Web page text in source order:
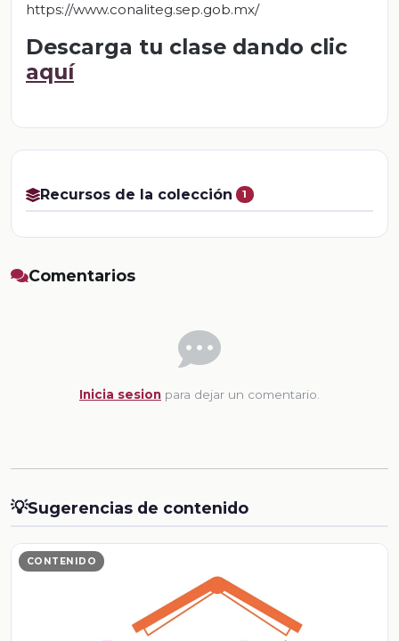
https://www.conaliteg.sep.gob.mx/
Descarga tu clase dando clic
aquí
Recursos de la colección 1
Comentarios
Inicia sesion para dejar un comentario.
💡Sugerencias de contenido
CONTENIDO